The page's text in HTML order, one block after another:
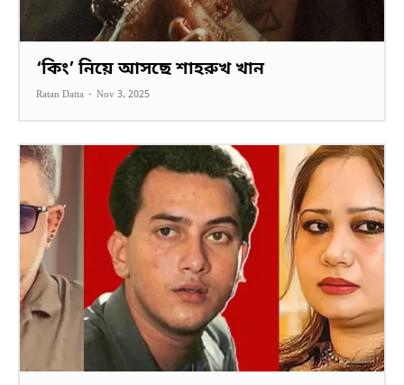
‘কিং’ নিয়ে আসছে শাহরুখ খান
Ratan Datta - Nov 3, 2025